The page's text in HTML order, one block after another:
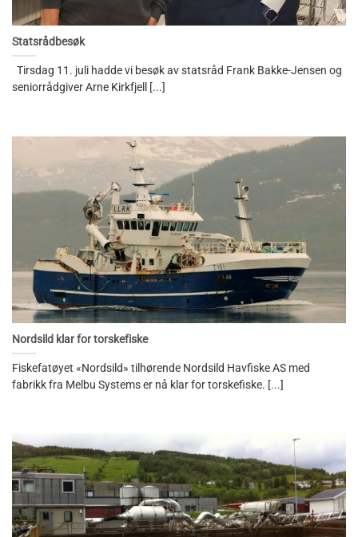
Statsrådbesøk
Tirsdag 11. juli hadde vi besøk av statsråd Frank Bakke-Jensen og
seniorrådgiver Arne Kirkfjell [...]
Nordsild klar for torskefiske
Fiskefatøyet «Nordsild» tilhørende Nordsild Havfiske AS med
fabrikk fra Melbu Systems er nå klar for torskefiske. [...]